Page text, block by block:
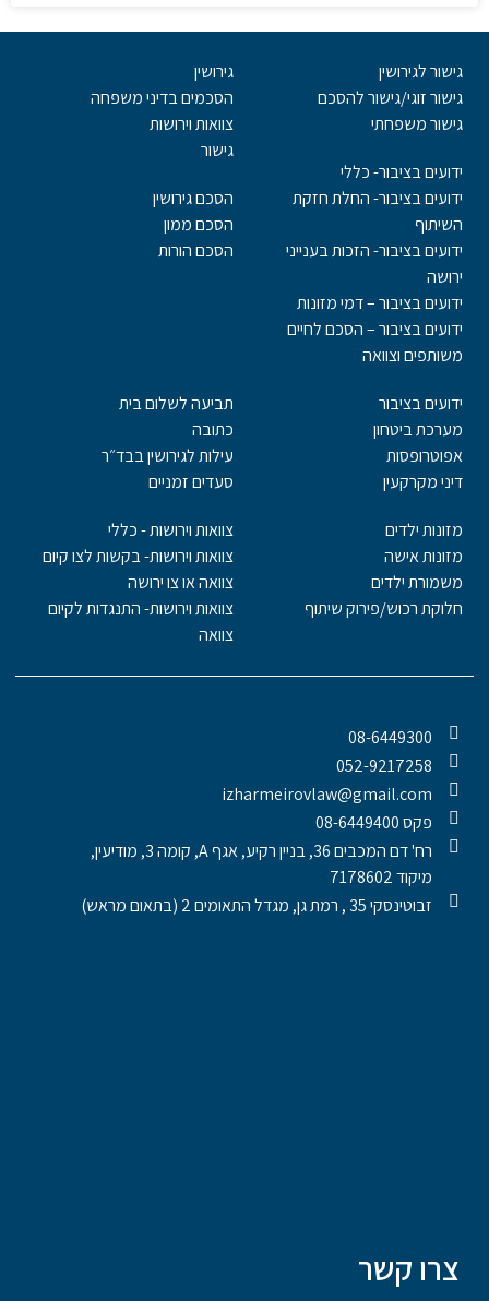
גישור לגירושין
גישור זוגי/גישור להסכם
גישור משפחתי
ידועים בציבור- כללי
ידועים בציבור- החלת חזקת
השיתוף
ידועים בציבור- הזכות בענייני
ירושה
ידועים בציבור – דמי מזונות
ידועים בציבור – הסכם לחיים
משותפים וצוואה
גירושין
הסכמים בדיני משפחה
צוואות וירושות
גישור
הסכם גירושין
הסכם ממון
הסכם הורות
ידועים בציבור
מערכת ביטחון
אפוטרופסות
דיני מקרקעין
מזונות ילדים
מזונות אישה
משמורת ילדים
חלוקת רכוש/פירוק שיתוף
תביעה לשלום בית
כתובה
עילות לגירושין בבד״ר
סעדים זמניים
צוואות וירושות - כללי
צוואות וירושות- בקשות לצו קיום
צוואה או צו ירושה
צוואות וירושות- התנגדות לקיום
צוואה
08-6449300
052-9217258
izharmeirovlaw@gmail.com
פקס 08-6449400
רח' דם המכבים 36, בניין רקיע, אגף A, קומה 3, מודיעין,
מיקוד 7178602
זבוטינסקי 35 , רמת גן, מגדל התאומים 2 (בתאום מראש)
צרו קשר